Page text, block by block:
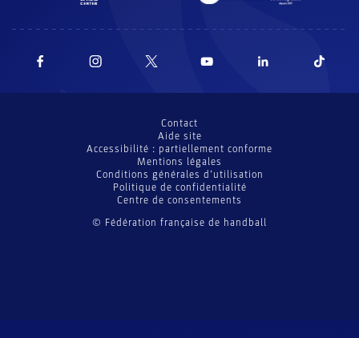
© Fédération française de handball
Contact
Aide site
Accessibilité : partiellement conforme
Mentions légales
Conditions générales d’utilisation
Politique de confidentialité
Centre de consentements